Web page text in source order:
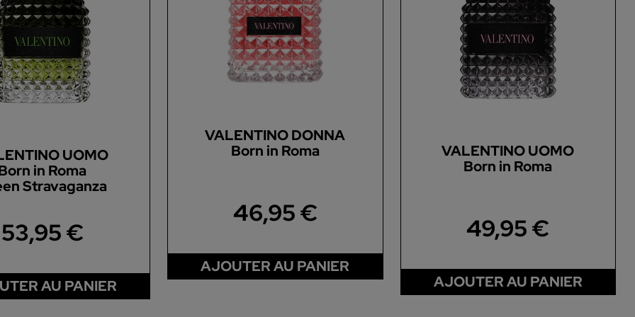
UOMO
in Roma
Stravaganza
53,95 €
AU PANIER
VALENTINO DONNA
Born in Roma
46,95 €
AJOUTER AU PANIER
VALENTINO UOMO
Born in Roma
49,95 €
AJOUTER AU PANIER